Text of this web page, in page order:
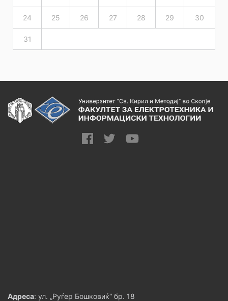
24 25 26 27 28 29 30
31
Адреса: ул. „Руѓер Бошковиќ“ бр. 18